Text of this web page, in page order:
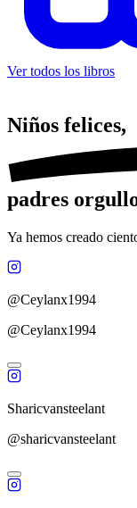
Ver todos los libros
Niños felices,
padres
Ya hemos creado
@Ceylanx1994
@Ceylanx1994
Sharicvansteelant
@sharicvansteelant